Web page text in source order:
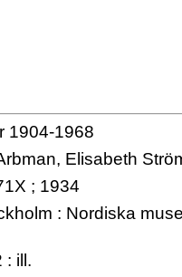
1904-1968
Elisabeth
; 1934
: Nordiska
: ill.